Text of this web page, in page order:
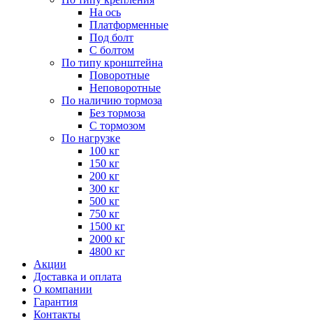
На ось
Платформенные
Под болт
С болтом
По типу кронштейна
Поворотные
Неповоротные
По наличию тормоза
Без тормоза
С тормозом
По нагрузке
100 кг
150 кг
200 кг
300 кг
500 кг
750 кг
1500 кг
2000 кг
4800 кг
Акции
Доставка и оплата
О компании
Гарантия
Контакты